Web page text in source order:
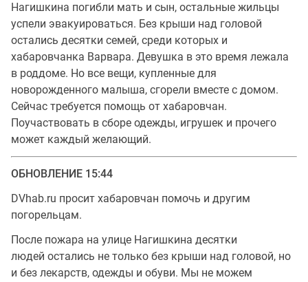
Нагишкина погибли мать и сын, остальные жильцы
успели эвакуироваться. Без крыши над головой
остались десятки семей, среди которых и
хабаровчанка Варвара. Девушка в это время лежала
в роддоме. Но все вещи, купленные для
новорожденного малыша, сгорели вместе с домом.
Сейчас требуется помощь от хабаровчан.
Поучаствовать в сборе одежды, игрушек и прочего
может каждый желающий.
ОБНОВЛЕНИЕ 15:44
DVhab.ru просит хабаровчан помочь и другим
погорельцам.
После пожара на улице Нагишкина десятки
людей остались не только без крыши над головой, но
и без лекарств, одежды и обуви. Мы не можем